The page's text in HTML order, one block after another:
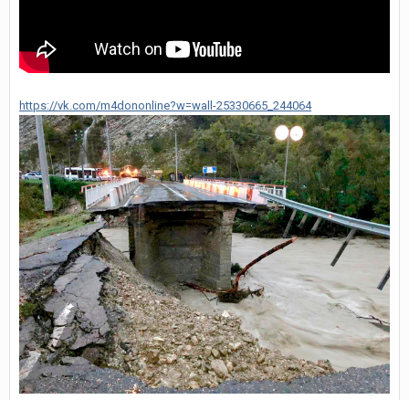
https://vk.com/m4dononline?w=wall-25330665_244064